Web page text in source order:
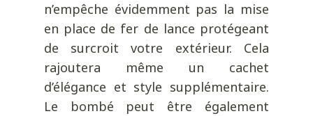
n’empêche évidemment pas la mise
en place de fer de lance protégeant
de surcroit votre extérieur.
Cela
rajoutera même un cachet
d’élégance et style supplémentaire.
Le bombé peut être également